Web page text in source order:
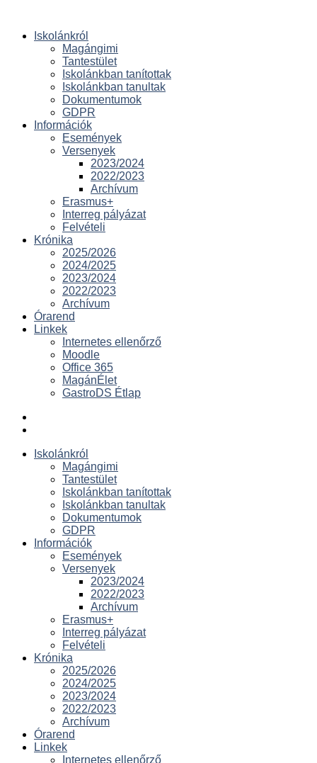
Iskolánkról
Magángimi
Tantestület
Iskolánkban tanítottak
Iskolánkban tanultak
Dokumentumok
GDPR
Információk
Események
Versenyek
2023/2024
2022/2023
Archívum
Erasmus+
Interreg pályázat
Felvételi
Krónika
2025/2026
2024/2025
2023/2024
2022/2023
Archívum
Órarend
Linkek
Internetes ellenőrző
Moodle
Office 365
MagánÉlet
GastroDS Étlap
Iskolánkról
Magángimi
Tantestület
Iskolánkban tanítottak
Iskolánkban tanultak
Dokumentumok
GDPR
Információk
Események
Versenyek
2023/2024
2022/2023
Archívum
Erasmus+
Interreg pályázat
Felvételi
Krónika
2025/2026
2024/2025
2023/2024
2022/2023
Archívum
Órarend
Linkek
Internetes ellenőrző